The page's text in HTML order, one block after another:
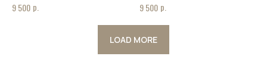
9 500 р.
9 500 р.
LOAD MORE